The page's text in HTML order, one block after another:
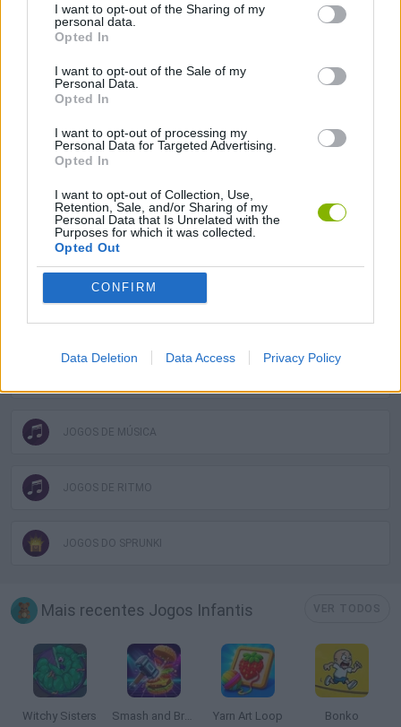
I want to opt-out of the Sharing of my
personal data.
Opted In
I want to opt-out of the Sale of my
Personal Data.
Opted In
I want to opt-out of processing my
Personal Data for Targeted Advertising.
Opted In
I want to opt-out of Collection, Use,
Retention, Sale, and/or Sharing of my
Personal Data that Is Unrelated with the
Purposes for which it was collected.
Opted Out
CONFIRM
Data Deletion Data Access Privacy Policy
JOGOS DE HABILIDADE
COLEÇÕES DE JOGOS
JOGOS DE DJ
JOGOS DIVERTIDOS
JOGOS INFANTIS
JOGOS CELULAR
JOGOS DE MÚSICA
JOGOS DE RITMO
JOGOS DO SPRUNKI
Mais recentes Jogos Infantis
Witchy Sisters Smash and Break Yarn Art Loop Bonko